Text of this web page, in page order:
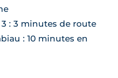
: 3 minutes de route
: 10 minutes en